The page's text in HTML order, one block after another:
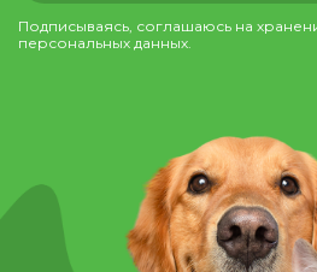
Подписываясь, соглашаюсь на
персональных данных.